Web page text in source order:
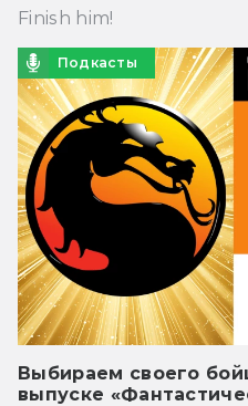
Finish him!
Подкасты
Выбираем своего
выпуске